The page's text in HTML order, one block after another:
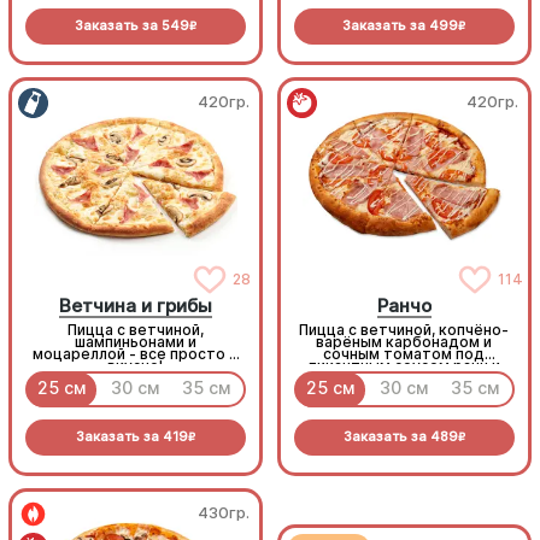
Заказать за 549R Заказать за 499R
420гр.
28
Ветчина и грибы
Пицца с ветчиной,
шампиньонами и
моцареллой - все просто и
вкусно!
25 см 30 см 35 см
Заказать за 419R
420гр.
114
Ранчо
Пицца с ветчиной, копчёно-
варёным карбонадом и
сочным томатом под
пикантным соусом ранч и
моцареллой
25 см 30 см 35 см
Заказать за 489R
430гр.